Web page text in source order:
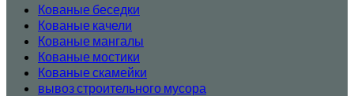
Кованые беседки
Кованые качели
Кованые мангалы
Кованые мостики
Кованые скамейки
вывоз строительного мусора